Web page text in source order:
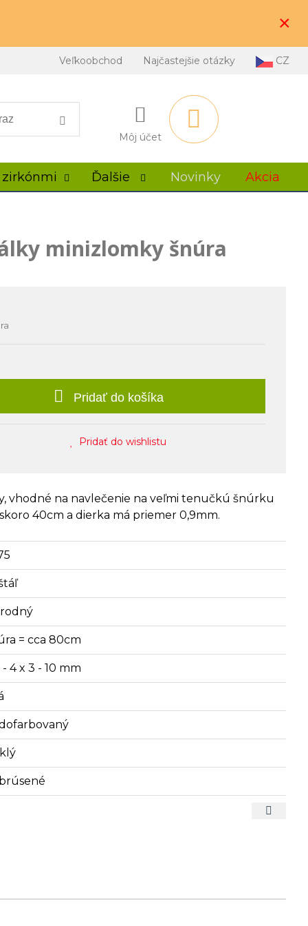
×
Veľkoobchod Najčastejšie otázky CZ
Môj účet
Ďalšie Novinky Akcia
minizlomky šnúra
Pridať do košíka
Pridať do wishlistu
vhodné na navlečenie na veľmi tenučkú šnúrku
40cm a dierka má priemer 0,9mm.
= cca 80cm
- 4 x 3 - 10 mm